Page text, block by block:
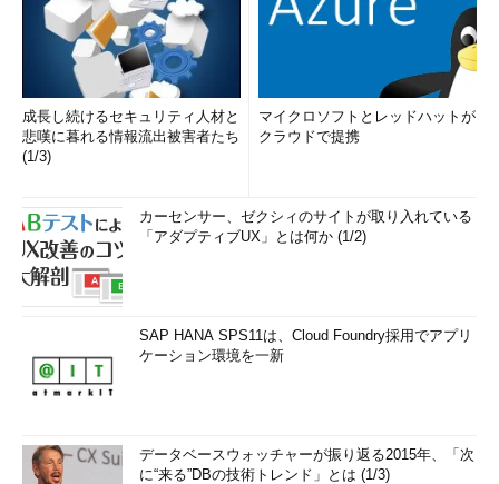
成長し続けるセキュリティ人材と
悲嘆に暮れる情報流出被害者たち
(1/3)
マイクロソフトとレッドハットが
クラウドで提携
カーセンサー、ゼクシィのサイトが取り入れている
「アダプティブUX」とは何か (1/2)
SAP HANA SPS11は、Cloud Foundry採用でアプリ
ケーション環境を一新
データベースウォッチャーが振り返る2015年、「次
に“来る”DBの技術トレンド」とは (1/3)